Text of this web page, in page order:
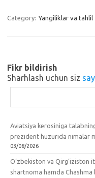
gr
a
o
kl
ik
i
Category: Yangiliklar va tahlil
Fikr bildirish
Sharhlash uchun siz
Aviatsiya kerosiniga
prezident huzurida nimalar
03/08/2026
O‘zbekiston va Qirg‘iziston
shartnoma hamda Chashma